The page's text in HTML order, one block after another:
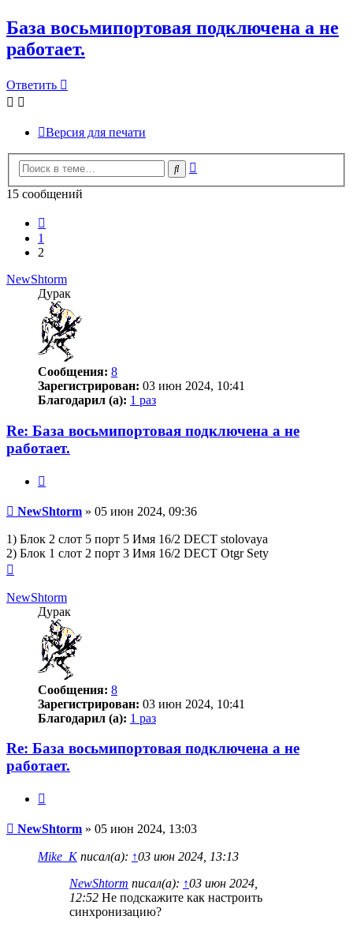
База восьмипортовая подключена а не
работает.
Ответить
Версия для печати
Поиск
15 сообщений
1
2
NewShtorm
Дурак
Сообщения: 8
Зарегистрирован: 03 июн 2024, 10:41
Благодарил (а): 1 раз
Re: База восьмипортовая подключена а не
работает.
Сообщение
NewShtorm » 05 июн 2024, 09:36
1) Блок 2 слот 5 порт 5 Имя 16/2 DECT stolovaya
2) Блок 1 слот 2 порт 3 Имя 16/2 DECT Otgr Sety
началу
NewShtorm
Дурак
Сообщения: 8
Зарегистрирован: 03 июн 2024, 10:41
Благодарил (а): 1 раз
Re: База восьмипортовая подключена а не
работает.
Сообщение
NewShtorm » 05 июн 2024, 13:03
Mike_Kписал(а): ↑03 июн 2024, 13:13
NewShtorm писал(а): ↑03 июн 2024,
12:52 Не подскажите как настроить
синхронизацию?